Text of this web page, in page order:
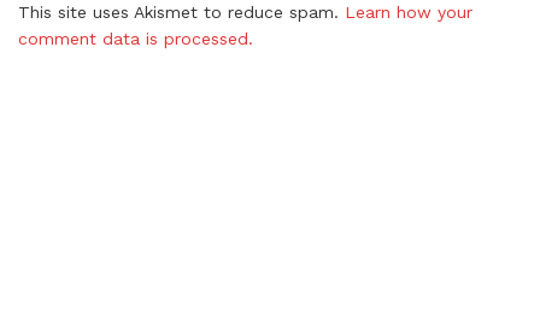
This site uses Akismet to reduce spam. Learn how your
comment data is processed.